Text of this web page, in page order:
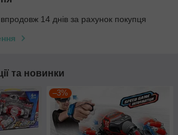
14 днів за рахунок покупця
та новинки
–3%